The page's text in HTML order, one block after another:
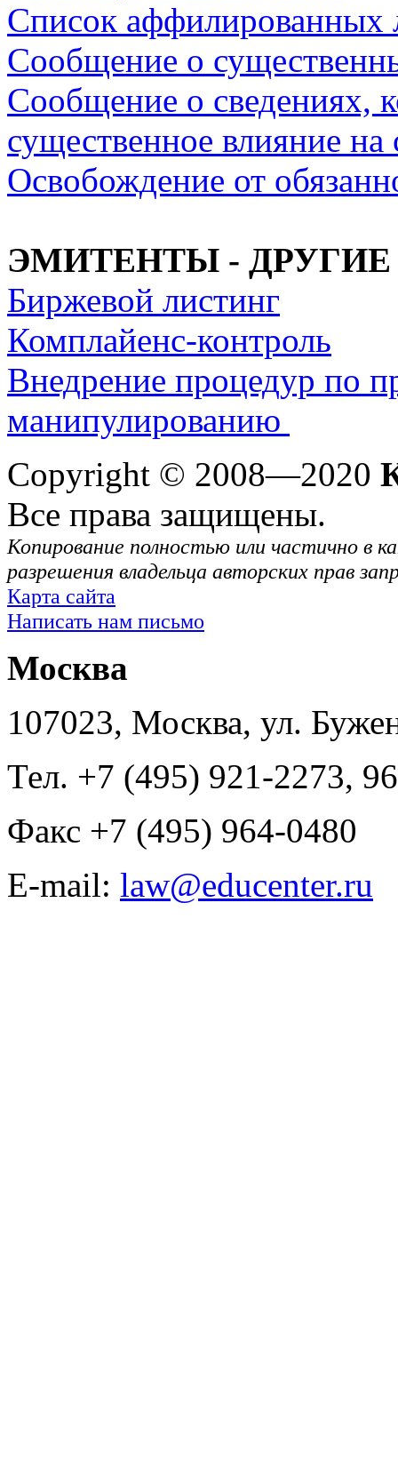
Список аффилированных
Сообщение о
Сообщение о сведениях,
существенное влияние
Освобождение от
ЭМИТЕНТЫ -
Биржевой листинг
Комплайенс-контроль
Внедрение процедур по
манипулированию
Copyright © 2008—2020
Все права защищены.
Копирование полностью или частично в
разрешения владельца авторских прав
Карта сайта
Написать нам письмо
Москва
107023, Москва, ул.
Тел. +7 (495) 921-2273,
Факс +7 (495) 964-0480
E-mail: law@educenter.ru